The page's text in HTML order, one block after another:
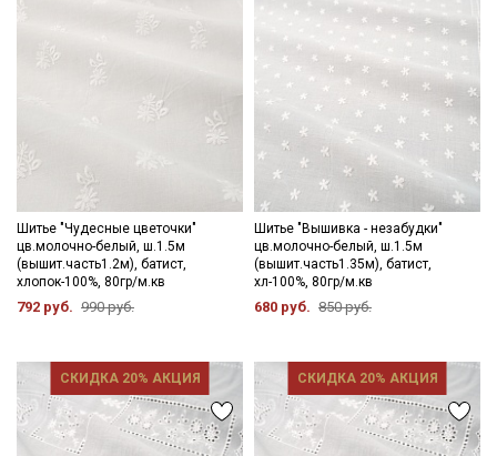
Шитье "Чудесные цветочки"
цв.молочно-белый, ш.1.5м
(вышит.часть1.2м), батист,
хлопок-100%, 80гр/м.кв
792 руб. 990 руб.
Шитье "Вышивка - незабудки"
цв.молочно-белый, ш.1.5м
(вышит.часть1.35м), батист,
хл-100%, 80гр/м.кв
680 руб. 850 руб.
СКИДКА 20% АКЦИЯ СКИДКА 20% АКЦИЯ
Согласие на получение рекламных и